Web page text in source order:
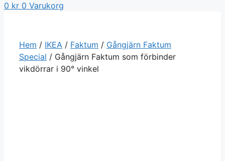
0 kr 0 Varukorg
Hem / IKEA / Faktum / Gångjärn Faktum
Special / Gångjärn Faktum som förbinder
vikdörrar i 90° vinkel